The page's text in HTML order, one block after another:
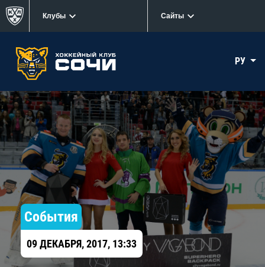
Клубы Сайты
РУ
События
09 ДЕКАБРЯ, 2017, 13:33